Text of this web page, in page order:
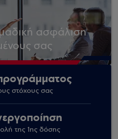
ασφάλιση
σας
στόχους σας
της 1ης δόσης